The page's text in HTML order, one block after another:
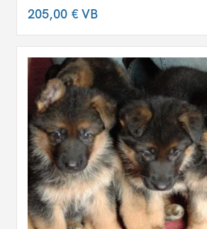
205,00 €VB